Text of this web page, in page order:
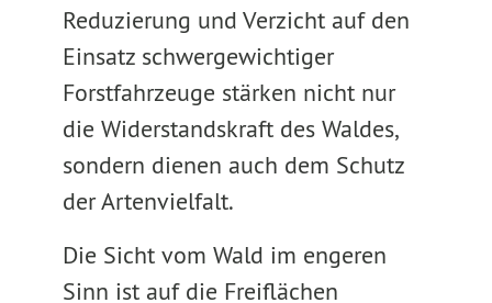
Reduzierung und Verzicht auf den
Einsatz schwergewichtiger
Forstfahrzeuge stärken nicht nur
die Widerstandskraft des Waldes,
sondern dienen auch dem Schutz
der Artenvielfalt.
Die Sicht vom Wald im engeren
Sinn ist auf die Freiflächen